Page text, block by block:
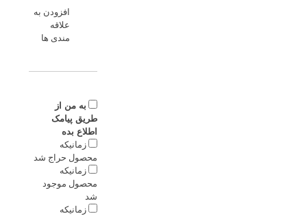
افزودن به
علاقه
مندی ها
به من از
طریق پیامک
اطلاع بده
زمانیکه
محصول حراج شد
زمانیکه
محصول موجود
شد
زمانیکه